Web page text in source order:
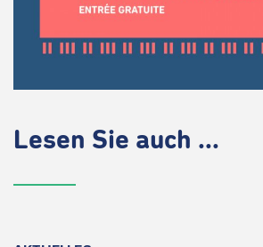
Lesen Sie auch ...